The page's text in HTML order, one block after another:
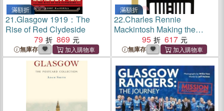
滿額折
21.Glasgow 1919：The
Rise of Red Clydeside
79
869
無庫存
滿額折
22.Charles Rennie
Mackintosh Making the
Glasgow Style
95 617
無庫存